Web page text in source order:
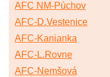
AFC NM-Púchov
AFC-D.Vestenice
AFC-Kanianka
AFC-L.Rovne
AFC-Nemšová